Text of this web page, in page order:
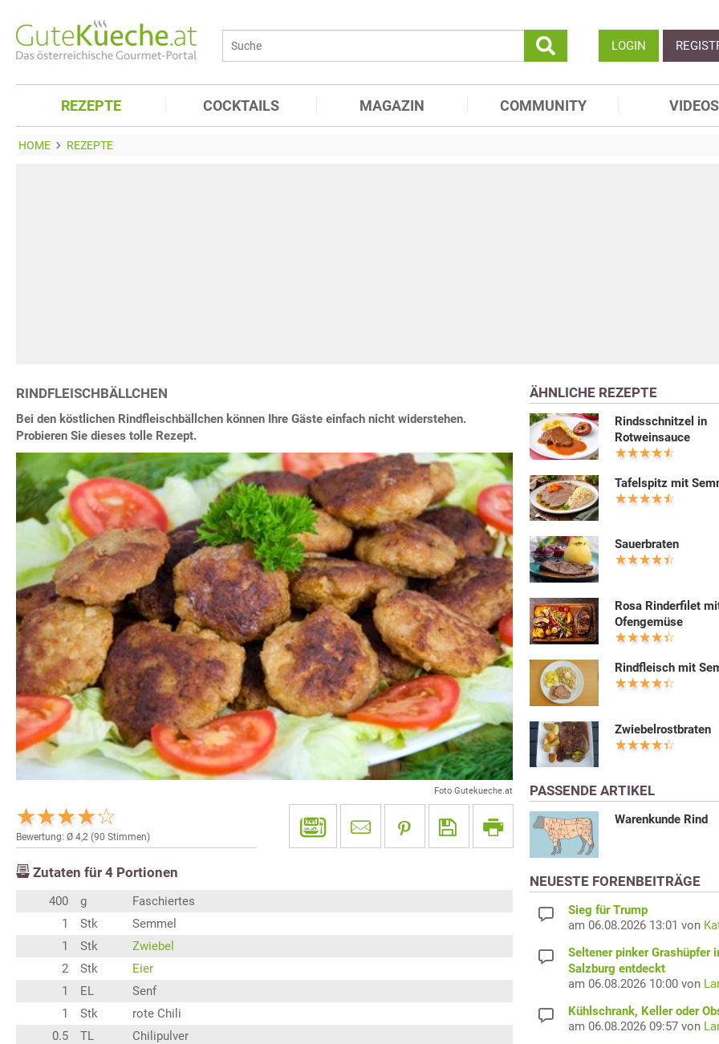
LOGIN
REZEPTE COCKTAILS MAGAZIN COMMUNITY VIDEOS
HOME REZEPTE
RINDFLEISCHBÄLLCHEN
Bei den köstlichen Rindfleischbällchen können Ihre Gäste einfach nicht widerstehen.
Probieren Sie dieses tolle Rezept.
Foto Gutekueche.at
Bewertung: Ø 4,2 (90 Stimmen)
Zutaten für 4 Portionen
400 g
Faschiertes
1
Stk
Semmel
1
Stk
Zwiebel
2
Stk
Eier
1
EL
Senf
1
Stk
rote Chili
0.5
TL
Chilipulver
ÄHNLICHE REZEPTE
Rindsschnitzel in
Rotweinsauce
Tafelspitz mit
Sauerbraten
Rosa Rinderfilet
Ofengemüse
Rindfleisch mit
Zwiebelrostbraten
PASSENDE ARTIKEL
Warenkunde Rind
NEUESTE FORENBEITRÄGE
Sieg für Trump
am 06.08.2026 13:01 von
Seltener pinker Grashüpfer
Salzburg entdeckt
am 06.08.2026 10:00 von
Kühlschrank, Keller oder
am 06.08.2026 09:57 von